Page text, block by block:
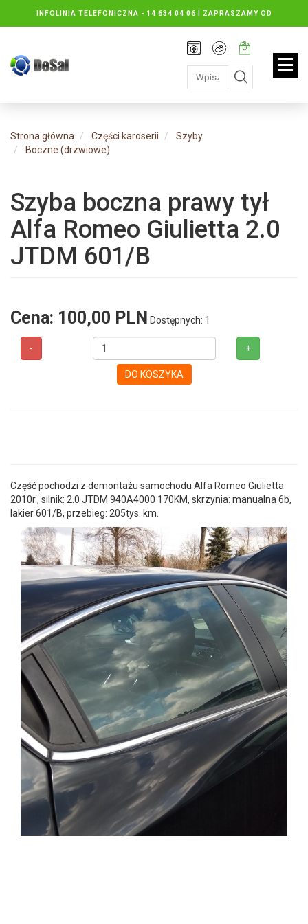
INFOLINIA TELEFONICZNA - 14 634 04 06 | ZAPRASZAMY OD
PONIEDZIAŁKU DO PIĄTKU : 8.30 DO 16.30, SOBOTY: 8.30 DO 13.00
Rejestracja
Moje
konto
Twój
koszyk:
jest
pusty
Strona główna Części karoserii
Szyby
Boczne (drzwiowe)
Szyba boczna prawy tył
Alfa Romeo Giulietta 2.0
JTDM 601/B
Cena: 100,00 PLN Dostępnych: 1
- +
DO KOSZYKA
Część pochodzi z demontażu samochodu Alfa Romeo Giulietta
2010r., silnik: 2.0 JTDM 940A4000 170KM, skrzynia: manualna 6b,
lakier 601/B, przebieg: 205tys. km.